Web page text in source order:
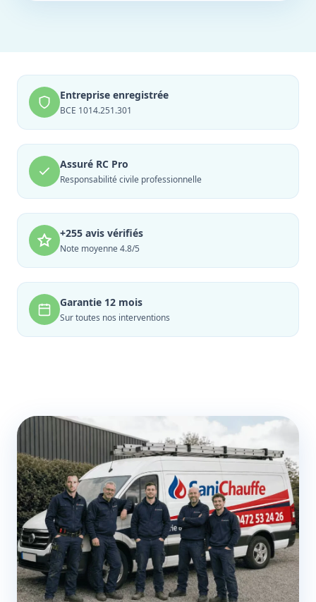
Entreprise enregistrée
BCE 1014.251.301
Assuré RC Pro
Responsabilité civile professionnelle
+255 avis vérifiés
Note moyenne 4.8/5
Garantie 12 mois
Sur toutes nos interventions